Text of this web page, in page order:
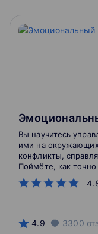
Вы научитесь
ими на
конфликты,
Поймёте, как
собеседника,
Сможете легко
4.9 3300